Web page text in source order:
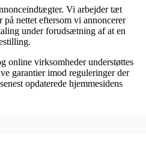
Vi arbejder tæt
på nettet eftersom vi annoncerer
under forudsætning af at en
online virksomheder understøttes
garantier imod reguleringer der
opdaterede hjemmesidens